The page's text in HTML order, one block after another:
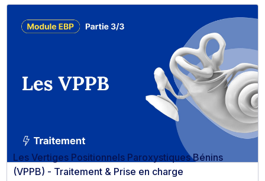
Les Vertiges Positionnels Paroxystiques Bénins
(VPPB) - Traitement & Prise en charge